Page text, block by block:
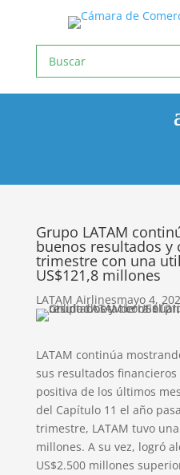
Grupo LATAM
buenos resultados y
trimestre con una
US$121,8 millones
LATAM Airlinesmayo 4,
LATAM continúa
sus resultados
positiva de los últimos
del Capítulo 11 el año
trimestre, LATAM tuvo
millones. A su vez, logró
US$2.500 millones